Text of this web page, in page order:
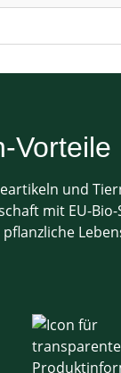
Vorteile
und
mit EU-